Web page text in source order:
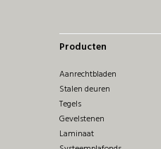
Producten
Aanrechtbladen
Stalen deuren
Tegels
Gevelstenen
Laminaat